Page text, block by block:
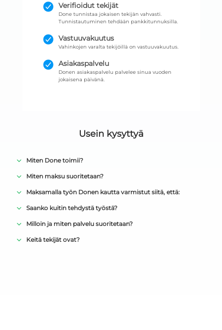
Verifioidut tekijät
Done tunnistaa jokaisen tekijän vahvasti.
Tunnistautuminen tehdään pankkitunnuksilla.
Vastuuvakuutus
Vahinkojen varalta tekijöillä on vastuuvakuutus.
Asiakaspalvelu
Donen asiakaspalvelu palvelee sinua vuoden
jokaisena päivänä.
Usein kysyttyä
Miten Done toimii?
Miten maksu suoritetaan?
Maksamalla työn Donen kautta varmistut siitä, että:
Saanko kuitin tehdystä työstä?
Milloin ja miten palvelu suoritetaan?
Keitä tekijät ovat?